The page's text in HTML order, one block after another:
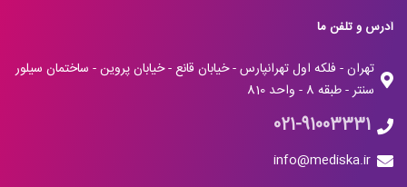
آدرس و تلفن ما
تهران - فلکه اول تهرانپارس - خیابان قانع - خیابان پروین - ساختمان سیلور
سنتر - طبقه 8 - واحد 810
021-91003331
info@mediska.ir